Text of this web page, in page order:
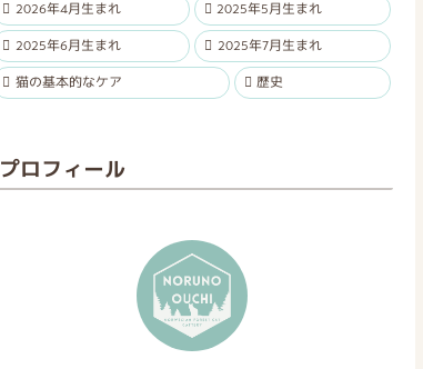
2026年4月生まれ 2025年5月生まれ
2025年6月生まれ 2025年7月生まれ
猫の基本的なケア 歴史
プロフィール